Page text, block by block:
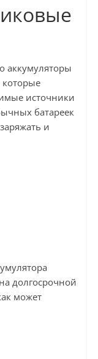
аккумуляторы
которые
источники
батареек
и
долгосрочной
может